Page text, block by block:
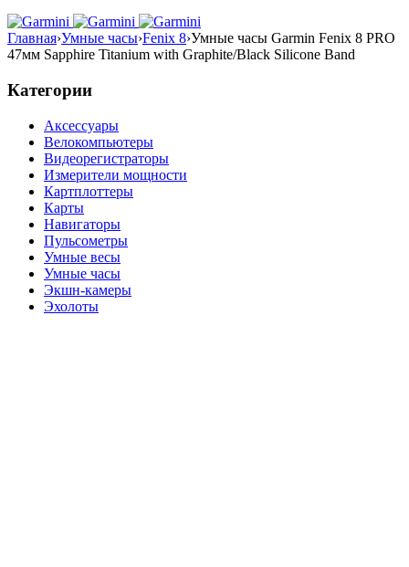
Главная›Умные часы›Fenix 8›Умные часы Garmin Fenix 8 PRO
47мм Sapphire Titanium with Graphite/Black Silicone Band
Категории
Аксессуары
Велокомпьютеры
Видеорегистраторы
Измерители мощности
Картплоттеры
Карты
Навигаторы
Пульсометры
Умные весы
Умные часы
Экшн-камеры
Эхолоты